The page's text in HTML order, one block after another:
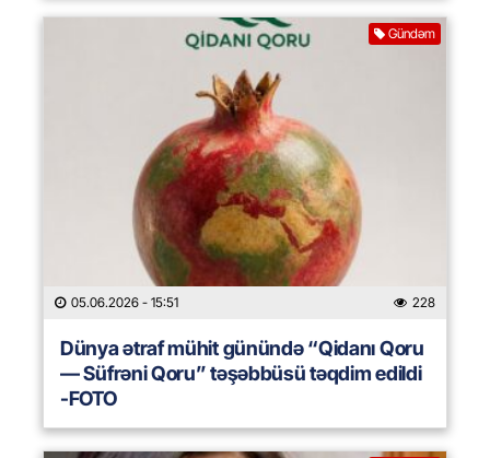
Gündəm
05.06.2026 - 15:51 228
Dünya ətraf mühit günündə “Qidanı Qoru
— Süfrəni Qoru” təşəbbüsü təqdim edildi
-FOTO